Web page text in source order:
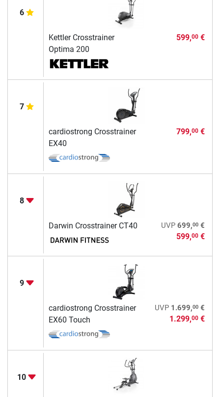
6
Kettler Crosstrainer
Optima 200
599,00€
7
cardiostrong Crosstrainer
EX40
799,00€
8
Darwin Crosstrainer CT40 UVP 699,00€
599,00€
9
cardiostrong Crosstrainer
EX60 Touch
UVP 1.699,00€
1.299,00€
10